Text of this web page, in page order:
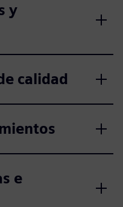
y
calidad
e